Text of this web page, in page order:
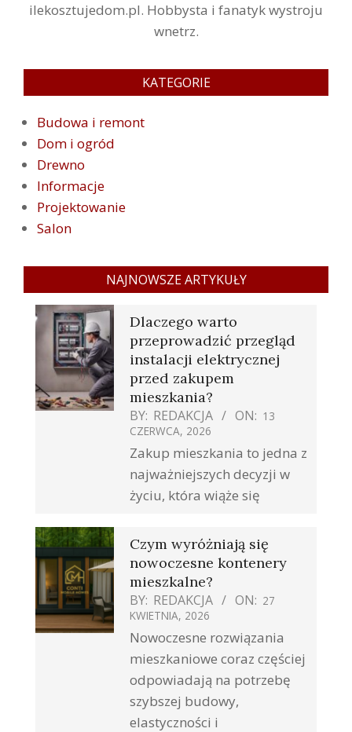
ilekosztujedom.pl. Hobbysta i fanatyk wystroju
wnetrz.
KATEGORIE
Budowa i remont
Dom i ogród
Drewno
Informacje
Projektowanie
Salon
NAJNOWSZE ARTYKUŁY
Dlaczego warto
przeprowadzić przegląd
instalacji elektrycznej
przed zakupem
mieszkania?
BY: REDAKCJA ON: 13
CZERWCA, 2026
Zakup mieszkania to jedna z
najważniejszych decyzji w
życiu, która wiąże się
Czym wyróżniają się
nowoczesne kontenery
mieszkalne?
BY: REDAKCJA ON: 27
KWIETNIA, 2026
Nowoczesne rozwiązania
mieszkaniowe coraz częściej
odpowiadają na potrzebę
szybszej budowy,
elastyczności i